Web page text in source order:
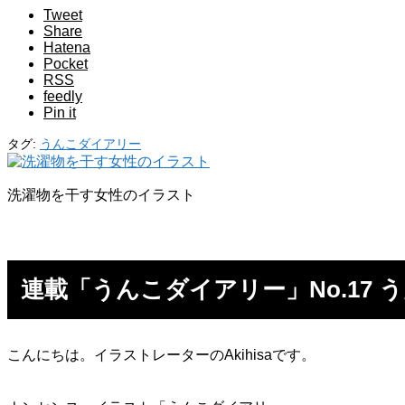
Tweet
Share
Hatena
Pocket
RSS
feedly
Pin it
タグ: うんこダイアリー
洗濯物を干す女性のイラスト
連載「うんこダイアリー」No.17
こんにちは。イラストレーターのAkihisaです。